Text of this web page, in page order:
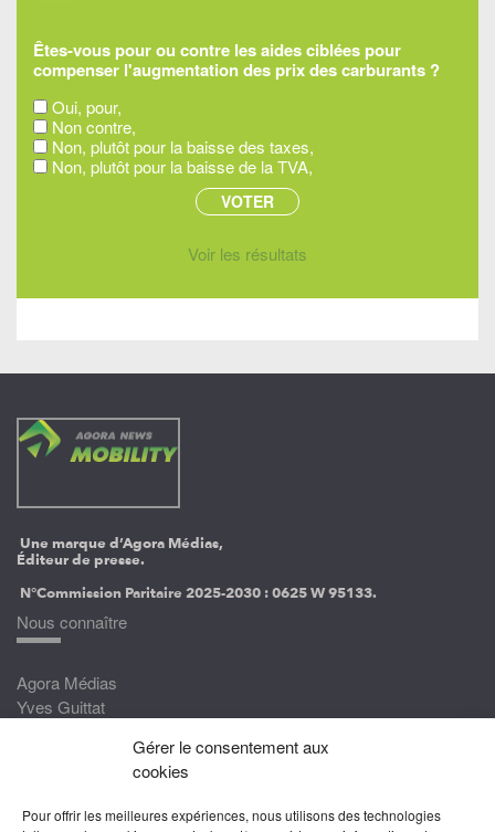
Gérer le consentement aux
cookies
Pour offrir les meilleures expériences, nous utilisons des technologies
Êtes-vous pour ou contre les aides ciblées pour
compenser l'augmentation des prix des carburants ?
Oui, pour,
Non contre,
Non, plutôt pour la baisse des taxes,
Non, plutôt pour la baisse de la TVA,
Voir les résultats
Une marque d’Agora Médias,
Éditeur de presse.
N°Commission Paritaire 2025-2030 :0625 W 95133.
Nous connaître
Agora Médias
Yves Guittat
Devenez correspondant